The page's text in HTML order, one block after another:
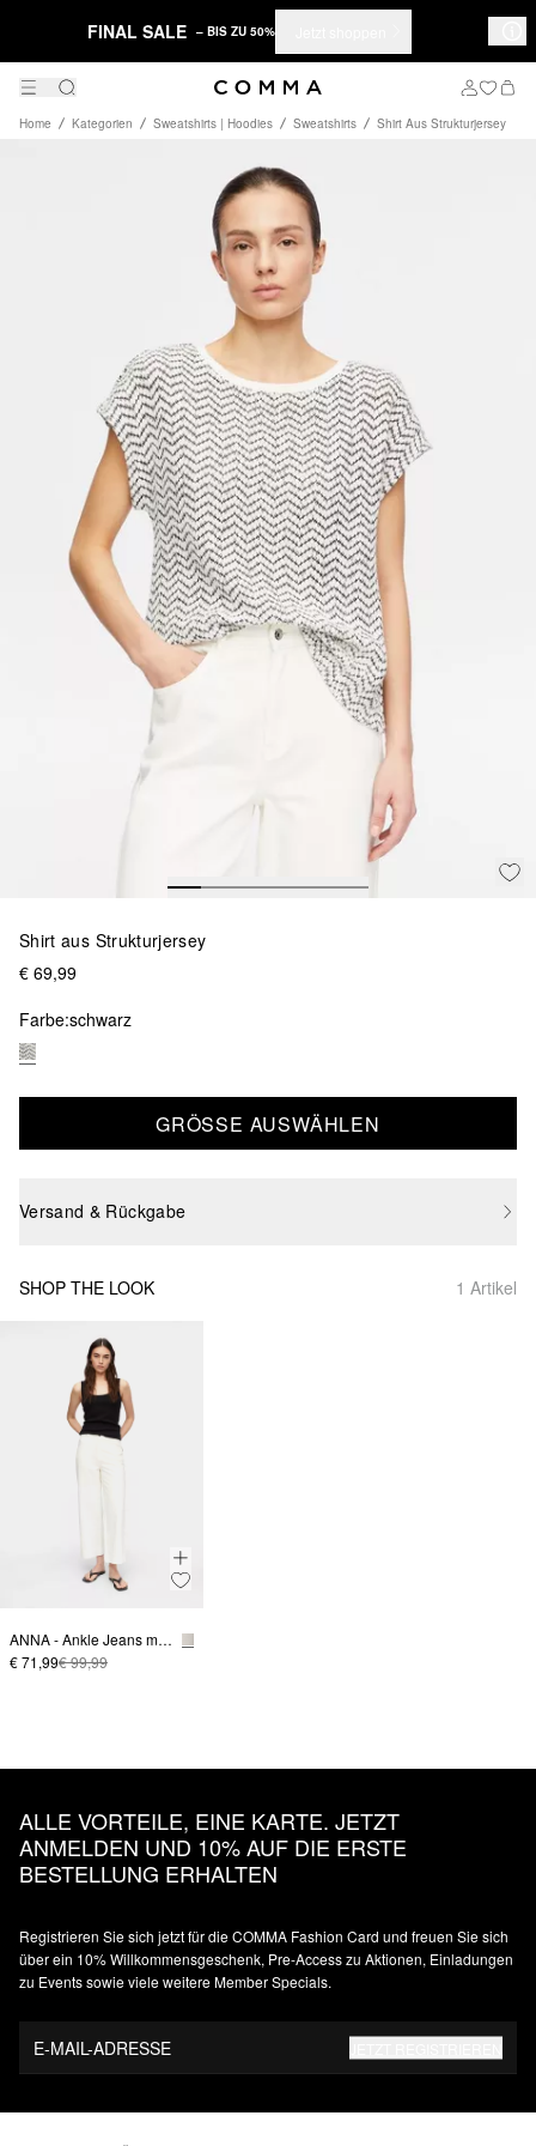
FINAL SALE – BIS ZU 50%
Home Kategorien Sweatshirts | Hoodies Sweatshirts Shirt Aus Strukturjersey
Shirt aus Strukturjersey
€ 69,99
Farbe:schwarz
GRÖSSE AUSWÄHLEN
Versand & Rückgabe
SHOP THE LOOK 1 Artikel
ANNA - Ankle Jeans mit Zopf-Detail am Bund
€ 71,99€ 99,99
ALLE VORTEILE, EINE KARTE. JETZT
ANMELDEN UND 10% AUF DIE ERSTE
BESTELLUNG ERHALTEN
Registrieren Sie sich jetzt für die COMMA Fashion Card und freuen Sie sich
über ein 10% Willkommensgeschenk, Pre-Access zu Aktionen, Einladungen
zu Events sowie viele weitere Member Specials.
E-MAIL-ADRESSE